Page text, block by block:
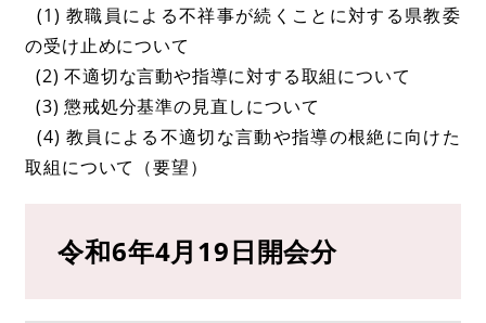
(1) 教職員による不祥事が続くことに対する県教委
の受け止めについて
(2) 不適切な言動や指導に対する取組について
(3) 懲戒処分基準の見直しについて
(4) 教員による不適切な言動や指導の根絶に向けた
取組について（要望）
令和6年4月19日開会分